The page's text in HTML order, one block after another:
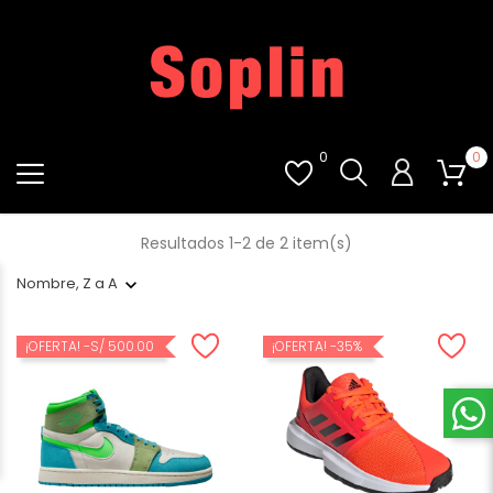
0
0
Nombre, Z a A
Resultados 1-2 de 2 item(s)
¡OFERTA! -S/ 500.00 ¡OFERTA! -35%